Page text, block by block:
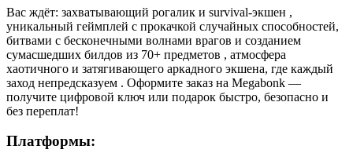
Вас ждёт: захватывающий рогалик и survival-экшен ,
уникальный геймплей с прокачкой случайных способностей,
битвами с бесконечными волнами врагов и созданием
сумасшедших билдов из 70+ предметов , атмосфера
хаотичного и затягивающего аркадного экшена, где каждый
заход непредсказуем . Оформите заказ на Megabonk —
получите цифровой ключ или подарок быстро, безопасно и
без переплат!
Платформы: